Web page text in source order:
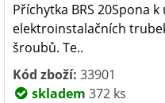
Příchytka BRS 20Spona
elektroinstalačních
šroubů. Te..
Kód zboží: 33901
skladem 372 ks